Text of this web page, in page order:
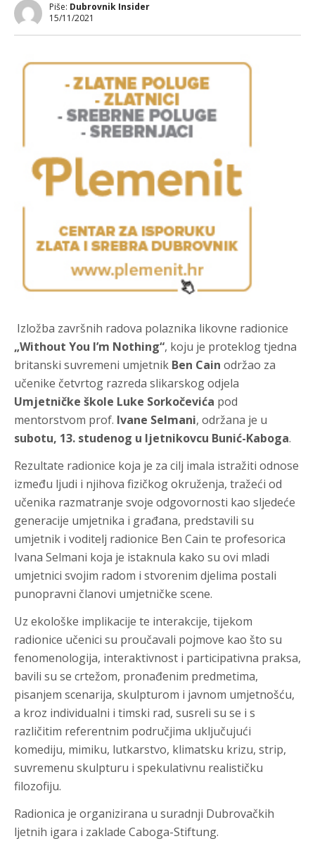
Piše: Dubrovnik Insider
15/11/2021
Izložba završnih radova polaznika likovne radionice
„Without You I’m Nothing“, koju je proteklog tjedna
britanski suvremeni umjetnik Ben Cain održao za
učenike četvrtog razreda slikarskog odjela
Umjetničke škole Luke Sorkočevića pod
mentorstvom prof. Ivane Selmani, održana je u
subotu, 13. studenog u ljetnikovcu Bunić-Kaboga.
Rezultate radionice koja je za cilj imala istražiti odnose
između ljudi i njihova fizičkog okruženja, tražeći od
učenika razmatranje svoje odgovornosti kao sljedeće
generacije umjetnika i građana, predstavili su
umjetnik i voditelj radionice Ben Cain te profesorica
Ivana Selmani koja je istaknula kako su ovi mladi
umjetnici svojim radom i stvorenim djelima postali
punopravni članovi umjetničke scene.
Uz ekološke implikacije te interakcije, tijekom
radionice učenici su proučavali pojmove kao što su
fenomenologija, interaktivnost i participativna praksa,
bavili su se crtežom, pronađenim predmetima,
pisanjem scenarija, skulpturom i javnom umjetnošću,
a kroz individualni i timski rad, susreli su se i s
različitim referentnim područjima uključujući
komediju, mimiku, lutkarstvo, klimatsku krizu, strip,
suvremenu skulpturu i spekulativnu realističku
filozofiju.
Radionica je organizirana u suradnji Dubrovačkih
ljetnih igara i zaklade Caboga-Stiftung.